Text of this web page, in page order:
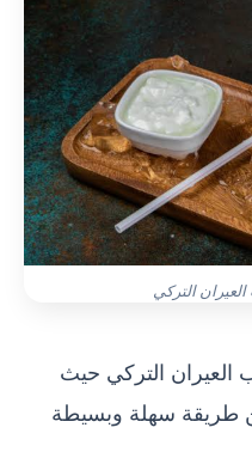
التركي
التركي حيث
طريقة سهلة وبسيطة